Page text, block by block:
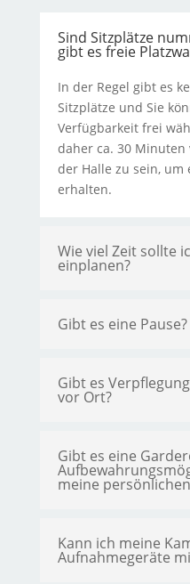
Sind Sitzplätze
gibt es freie
In der Regel gibt es
Sitzplätze und Sie
Verfügbarkeit frei
daher ca. 30 Minuten
der Halle zu sein, um
erhalten.
Wie viel Zeit sollte
einplanen?
Gibt es eine Pause?
Gibt es
vor Ort?
Gibt es eine
meine
Kann ich meine
Aufnahmegeräte